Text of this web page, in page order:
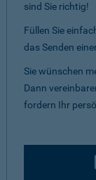
sind Sie richtig!
Füllen Sie
das Senden
Sie wünschen
Dann
fordern Ihr